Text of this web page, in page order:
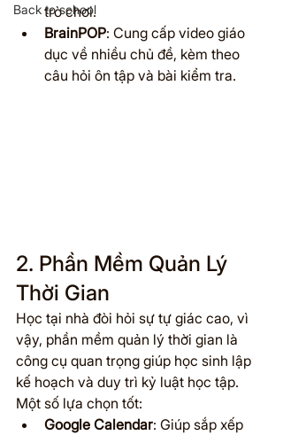
Back to school
trò chơi.
BrainPOP: Cung cấp video giáo
dục về nhiều chủ đề, kèm theo
câu hỏi ôn tập và bài kiểm tra.
2. Phần Mềm Quản Lý
Thời Gian
Học tại nhà đòi hỏi sự tự giác cao, vì
vậy, phần mềm quản lý thời gian là
công cụ quan trọng giúp học sinh lập
kế hoạch và duy trì kỷ luật học tập.
Một số lựa chọn tốt:
Google Calendar: Giúp sắp xếp